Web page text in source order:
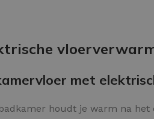
met
houdt je warm na